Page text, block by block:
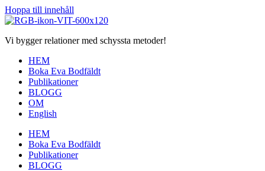
Hoppa till innehåll
Vi bygger relationer med schyssta metoder!
HEM
Boka Eva Bodfäldt
Publikationer
BLOGG
OM
English
HEM
Boka Eva Bodfäldt
Publikationer
BLOGG